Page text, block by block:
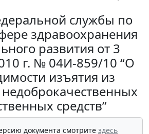
службы по
здравоохранения
развития от 3
г. № 04И-859/10 “О
изъятия из
средств”
документа смотрите здесь